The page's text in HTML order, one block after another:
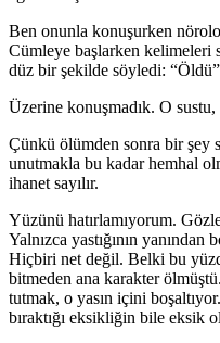
Ben onunla konuşurken
Cümleye başlarken kelimeleri
düz bir şekilde söyledi: “Öldü”
Üzerine konuşmadık. O sustu,
Çünkü ölümden sonra bir şey
unutmakla bu kadar hemhal
ihanet sayılır.
Yüzünü hatırlamıyorum.
Yalnızca yastığının
Hiçbiri net değil. Belki bu
bitmeden ana karakter
tutmak, o yasın içini
bıraktığı eksikliğin bile eksik